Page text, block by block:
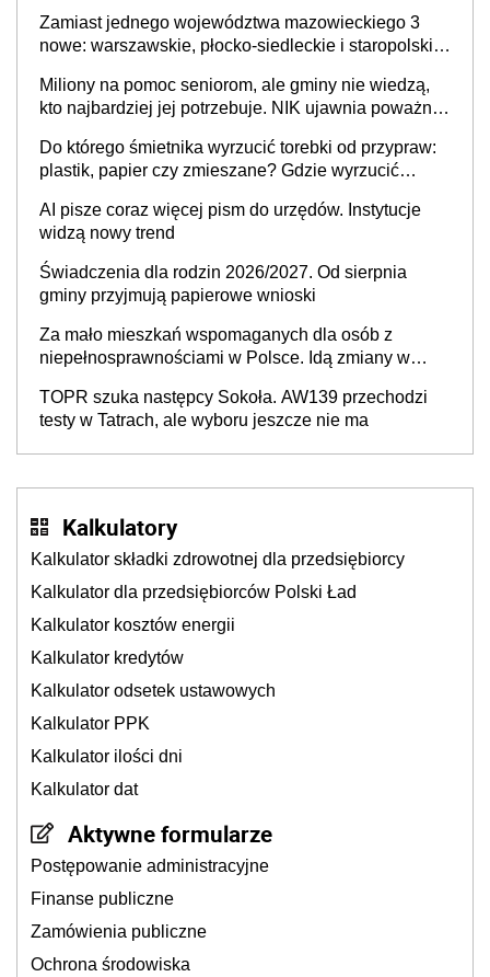
Zamiast jednego województwa mazowieckiego 3
nowe: warszawskie, płocko-siedleckie i staropolskie.
stołecznych
Miliony na pomoc seniorom, ale gminy nie wiedzą,
kto najbardziej jej potrzebuje. NIK ujawnia poważną
Do którego śmietnika wyrzucić torebki od przypraw:
plastik, papier czy zmieszane? Gdzie wyrzucić
AI pisze coraz więcej pism do urzędów. Instytucje
widzą nowy trend
Świadczenia dla rodzin 2026/2027. Od sierpnia
gminy przyjmują papierowe wnioski
Za mało mieszkań wspomaganych dla osób z
niepełnosprawnościami w Polsce. Idą zmiany w
TOPR szuka następcy Sokoła. AW139 przechodzi
testy w Tatrach, ale wyboru jeszcze nie ma
Kalkulatory
Kalkulator składki zdrowotnej dla przedsiębiorcy
Kalkulator dla przedsiębiorców Polski Ład
Kalkulator kosztów energii
Kalkulator kredytów
Kalkulator odsetek ustawowych
Kalkulator PPK
Kalkulator ilości dni
Kalkulator dat
Aktywne formularze
Postępowanie administracyjne
Finanse publiczne
Zamówienia publiczne
Ochrona środowiska